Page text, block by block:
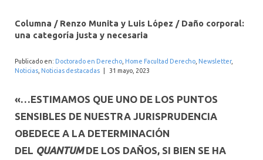
INTERNACIONAL
Columna / Renzo Munita y Luis López / Daño corporal:
una categoría justa y necesaria
Publicado en: Doctorado en Derecho Home Facultad Derecho Newsletter,
Noticias Noticias destacadas 31 mayo, 2023
«…ESTIMAMOS QUE UNO DE LOS PUNTOS
SENSIBLES DE NUESTRA JURISPRUDENCIA
OBEDECE A LA DETERMINACIÓN
DEL QUANTUMDE LOS DAÑOS, SI BIEN SE HA